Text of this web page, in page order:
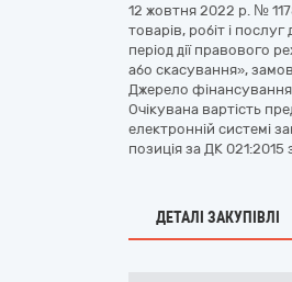
12 жовтня 2022 р. №
товарів, робіт і
період дії правового
або скасування»,
Джерело
Очікувана вартість
електронній системі
позиція за ДК
ДЕТАЛІ ЗАКУПІВЛІ